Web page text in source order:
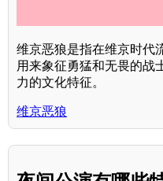
维京恶狼是指在维京时代
用来象征勇猛和无畏的战
力的文化特征。
维京恶狼